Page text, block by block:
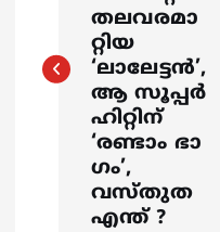
t
തലവരമാ
റ്റിയ
‘ലാലേട്ടൻ’,
ആ സൂപ്പർ
ഹിറ്റിന്
‘രണ്ടാം ഭാ​
ഗം’,
വസ്തുത
എന്ത് ?